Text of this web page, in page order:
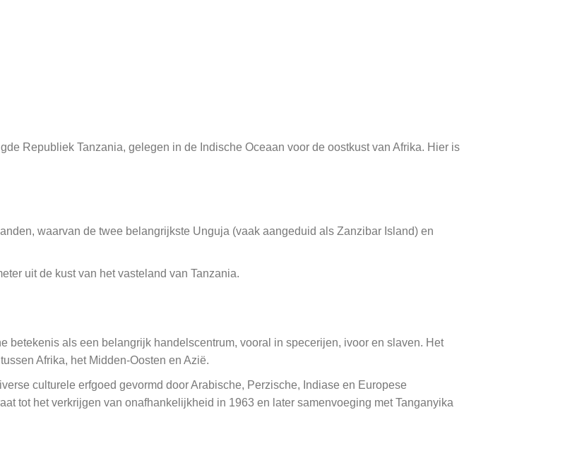
Republiek Tanzania, gelegen in de Indische Oceaan voor de oostkust van Afrika. Hier is
waarvan de twee belangrijkste Unguja (vaak aangeduid als Zanzibar Island) en
uit de kust van het vasteland van Tanzania.
betekenis als een belangrijk handelscentrum, vooral in specerijen, ivoor en slaven. Het
Afrika, het Midden-Oosten en Azië.
culturele erfgoed gevormd door Arabische, Perzische, Indiase en Europese
tot het verkrijgen van onafhankelijkheid in 1963 en later samenvoeging met Tanganyika